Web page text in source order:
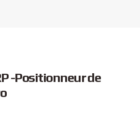
-Positionneur de